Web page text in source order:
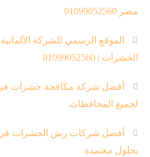
مصر 01099052560
الموقع الرسمي للشركة
الحشرات | 01099052560
لجميع المحافظات
بحلول معتمدة